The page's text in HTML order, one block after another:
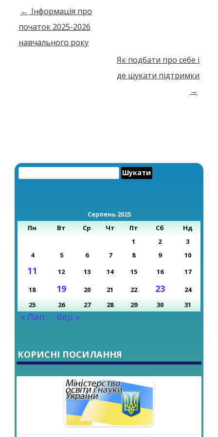
Навігація по запису
← Інформація про
початок 2025-2026
навчального року
Як подбати про себе і
де шукати підтримки
→
Серпень 2025
Пн
Вт Ср Чт Пт Сб
Нд
1
2
3
4
5 6 7 8 9 10
11 12 13 14 15 16 17
18 19 20 21 22 23
24
25
26 27 28 29 30 31
« Лип Вер »
КОРИСНІ ПОСИЛАННЯ